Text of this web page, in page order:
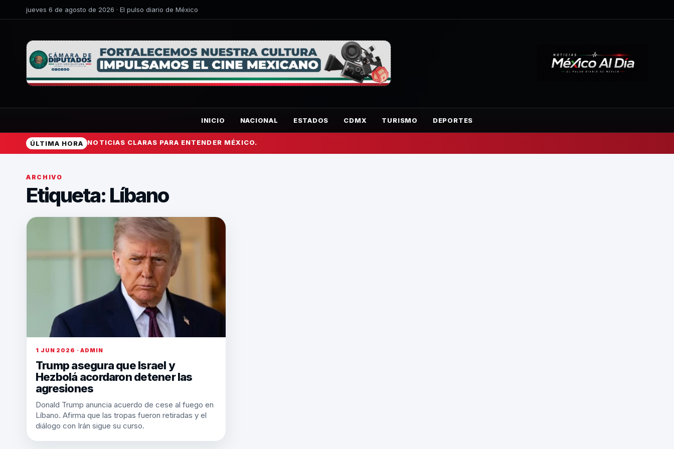
jueves 6 de agosto de 2026 · El pulso diario de México
INICIO NACIONAL ESTADOS CDMX TURISMO DEPORTES
ÚLTIMA HORA NOTICIAS CLARAS PARA ENTENDER MÉXICO.
ARCHIVO
Etiqueta: Líbano
1 JUN 2026 · ADMIN
Trump asegura que Israel y
Hezbolá acordaron detener las
agresiones
Donald Trump anuncia acuerdo de cese al fuego en
Líbano. Afirma que las tropas fueron retiradas y el
diálogo con Irán sigue su curso.